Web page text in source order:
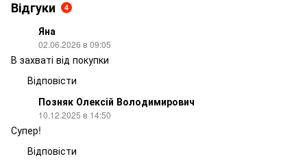
Відгуки 4
Яна
02.06.2026 в 09:05
В захваті від покупки
Відповісти
Позняк Олексій Володимирович
10.12.2025 в 14:50
Супер!
Відповісти